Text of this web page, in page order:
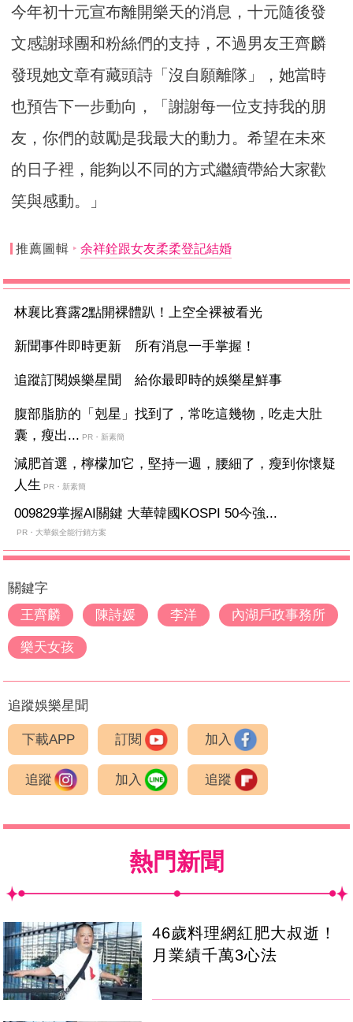
今年初十元宣布離開樂天的消息，十元隨後發
文感謝球團和粉絲們的支持，不過男友王齊麟
發現她文章有藏頭詩「沒自願離隊」，她當時
也預告下一步動向，「謝謝每一位支持我的朋
友，你們的鼓勵是我最大的動力。希望在未來
的日子裡，能夠以不同的方式繼續帶給大家歡
笑與感動。」
推薦圖輯 余祥銓跟女友柔柔登記結婚
林襄比賽露2點開裸體趴！上空全裸被看光
新聞事件即時更新 所有消息一手掌握！
追蹤訂閱娛樂星聞 給你最即時的娛樂星鮮事
腹部脂肪的「剋星」找到了，常吃這幾物，吃走大肚
囊，瘦出... PR・新素簡
減肥首選，檸檬加它，堅持一週，腰細了，瘦到你懷疑
人生
PR・新素簡
009829掌握AI關鍵 大華韓國KOSPI 50今強...
PR・大華銀全能行銷方案
關鍵字
王齊麟
陳詩媛 李洋 內湖戶政事務所
樂天女孩
追蹤娛樂星聞
下載APP 訂閱 加入
追蹤 加入 追蹤
熱門新聞
46歲料理網紅肥大叔逝！
月業績千萬3心法